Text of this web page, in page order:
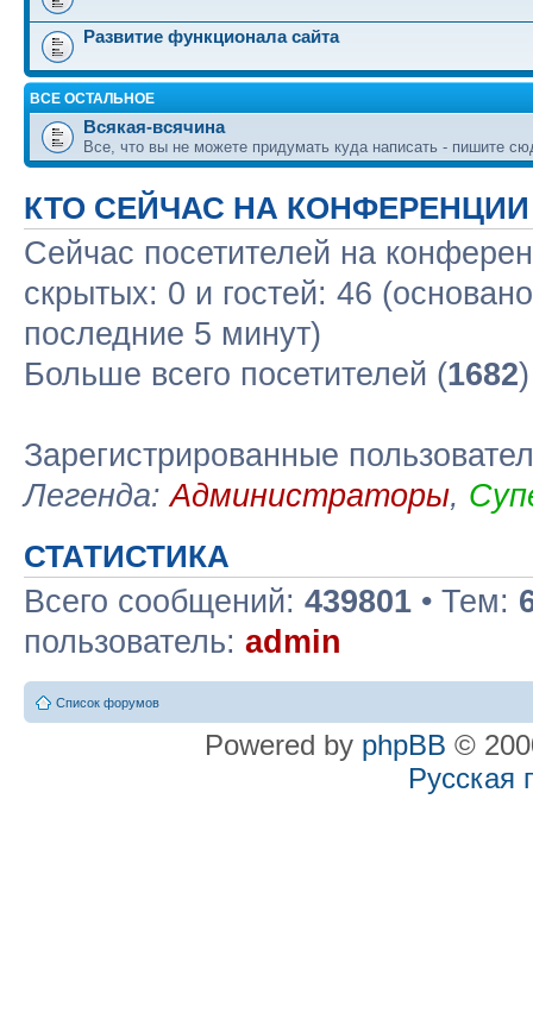
Развитие функционала сайта
ВСЕ ОСТАЛЬНОЕ
Всякая-всячина
Все, что вы не можете придумать куда написать - пишите
КТО СЕЙЧАС НА КОНФЕРЕНЦИИ
Сейчас посетителей на
скрытых: 0 и гостей: 46
последние 5 минут)
Больше всего посетителей (1682
Зарегистрированные
Легенда:Администраторы,
СТАТИСТИКА
Всего сообщений: 439801 • Тем:
пользователь: admin
Список форумов
Powered by phpBB ©
Русская